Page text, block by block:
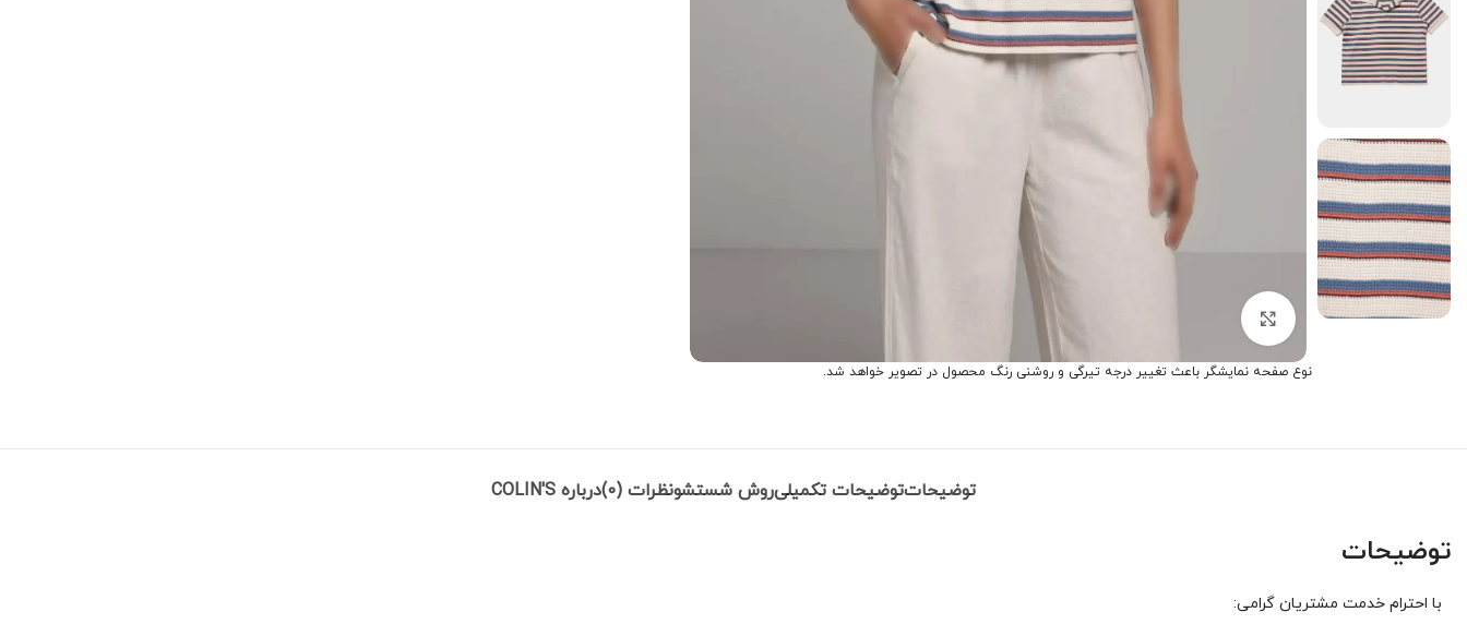
نوع صفحه نمایشگر باعث تغییر درجه تیرگی و روشنی رنگ محصول در تصویر خواهد شد.
توضیحاتتوضیحات تکمیلیروش شستشونظرات (0) درباره COLIN'S
توضیحات
با احترام خدمت مشتریان گرامی: